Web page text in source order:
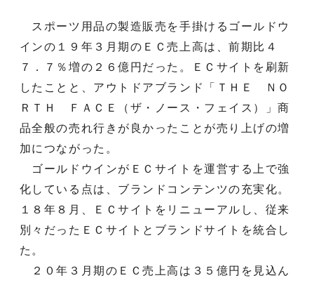
スポーツ用品の製造販売を手掛けるゴールドウ
インの１９年３月期のＥＣ売上高は、前期比４
７．７％増の２６億円だった。ＥＣサイトを刷新
したことと、アウトドアブランド「ＴＨＥ ＮＯ
ＲＴＨ ＦＡＣＥ（ザ・ノース・フェイス）」商
品全般の売れ行きが良かったことが売り上げの増
加につながった。
ゴールドウインがＥＣサイトを運営する上で強
化している点は、ブランドコンテンツの充実化。
１８年８月、ＥＣサイトをリニューアルし、従来
別々だったＥＣサイトとブランドサイトを統合し
た。
２０年３月期のＥＣ売上高は３５億円を見込ん